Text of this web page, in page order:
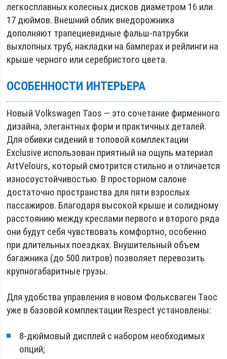
легкосплавных колесных дисков диаметром 16 или
17 дюймов. Внешний облик внедорожника
дополняют трапециевидные фальш-патрубки
выхлопных труб, накладки на бамперах и рейлинги на
крыше черного или серебристого цвета.
ОСОБЕННОСТИ ИНТЕРЬЕРА
Новый Volkswagen Taos — это сочетание фирменного
дизайна, элегантных форм и практичных деталей.
Для обивки сидений в топовой комплектации
Exclusive использован приятный на ощупь материал
ArtVelours, который смотрится стильно и отличается
износоустойчивостью. В просторном салоне
достаточно пространства для пяти взрослых
пассажиров. Благодаря высокой крыше и солидному
расстоянию между креслами первого и второго ряда
они будут себя чувствовать комфортно, особенно
при длительных поездках. Внушительный объем
багажника (до 500 литров) позволяет перевозить
крупногабаритные грузы.
Для удобства управления в новом Фольксваген Таос
уже в базовой комплектации Respect установлены:
8-дюймовый дисплей с набором необходимых
опций;